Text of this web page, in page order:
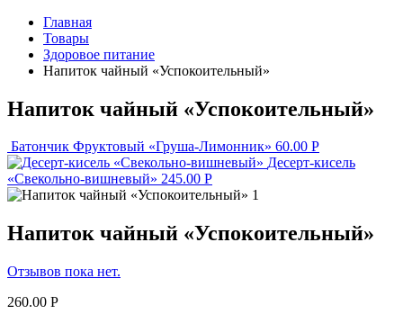
Главная
Товары
Здоровое питание
Напиток чайный «Успокоительный»
Напиток чайный «Успокоительный»
Батончик Фруктовый «Груша-Лимонник» 60.00 Р
Десерт-кисель
«Свекольно-вишневый» 245.00 Р
Напиток чайный «Успокоительный»
Отзывов пока нет.
260.00 Р